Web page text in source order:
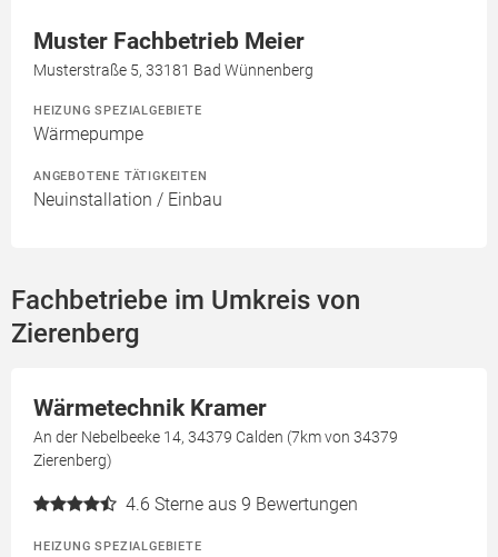
Muster Fachbetrieb Meier
Musterstraße 5, 33181 Bad Wünnenberg
HEIZUNG SPEZIALGEBIETE
Wärmepumpe
ANGEBOTENE TÄTIGKEITEN
Neuinstallation / Einbau
Fachbetriebe im Umkreis von
Zierenberg
Wärmetechnik Kramer
An der Nebelbeeke 14, 34379 Calden (7km von 34379
Zierenberg)
4.6 Sterne aus 9 Bewertungen
HEIZUNG SPEZIALGEBIETE